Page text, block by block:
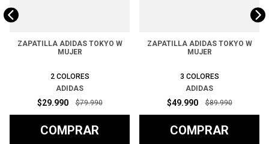
ZAPATILLA ADIDAS TOKYO W
MUJER
2 COLORES
ADIDAS
$29.990 $79.990
COMPRAR
ZAPATILLA ADIDAS TOKYO W
MUJER
3 COLORES
ADIDAS
$49.990 $89.990
COMPRAR